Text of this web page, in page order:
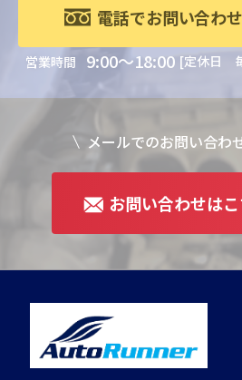
電話でお問い合わ
営業時間 9:00～18:00 [定休日
メールでのお問い合わ
お問い合わせは